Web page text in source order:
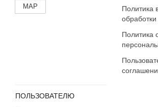
MAP
Политика
Политика
ПОЛЬЗОВАТЕЛЮ